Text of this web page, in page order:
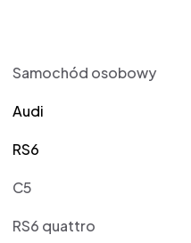
Samochód osobowy
Audi
RS6
C5
RS6 quattro